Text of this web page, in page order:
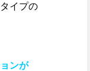
イプの
ンが